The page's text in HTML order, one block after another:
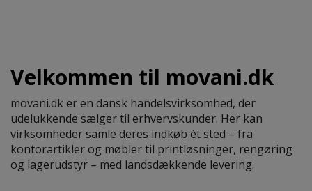
Velkommen til movani.dk
movani.dk er en dansk handelsvirksomhed, der
udelukkende sælger til erhvervskunder. Her kan
virksomheder samle deres indkøb ét sted – fra
kontorartikler og møbler til printløsninger, rengøring
og lagerudstyr – med landsdækkende levering.